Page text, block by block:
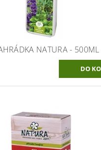
NATURA - 500ML